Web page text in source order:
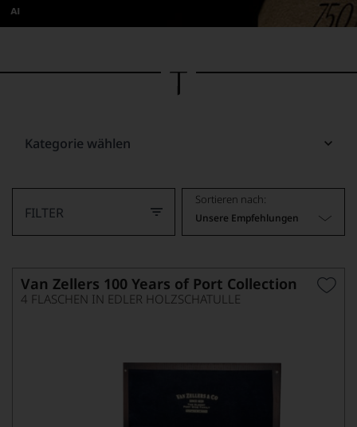
Dieses
von
Kategorie wählen
FILTER
Sortieren nach:
Unsere Empfehlungen
Van Zellers 100 Years of Port Collection
4 FLASCHEN IN EDLER HOLZSCHATULLE